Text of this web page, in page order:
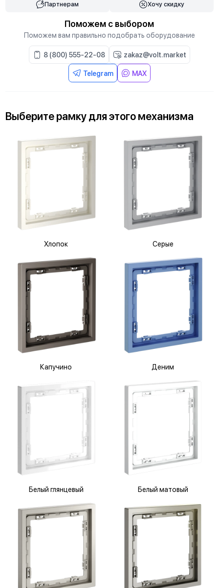
Партнерам Хочу скидку
Поможем с выбором
Поможем вам правильно подобрать оборудование
8 (800) 555-22-08 zakaz@volt.market
Telegram MAX
Выберитерамку дляэтого механизма
Хлопок Серые
Капучино Деним
Белый глянцевый Белый матовый